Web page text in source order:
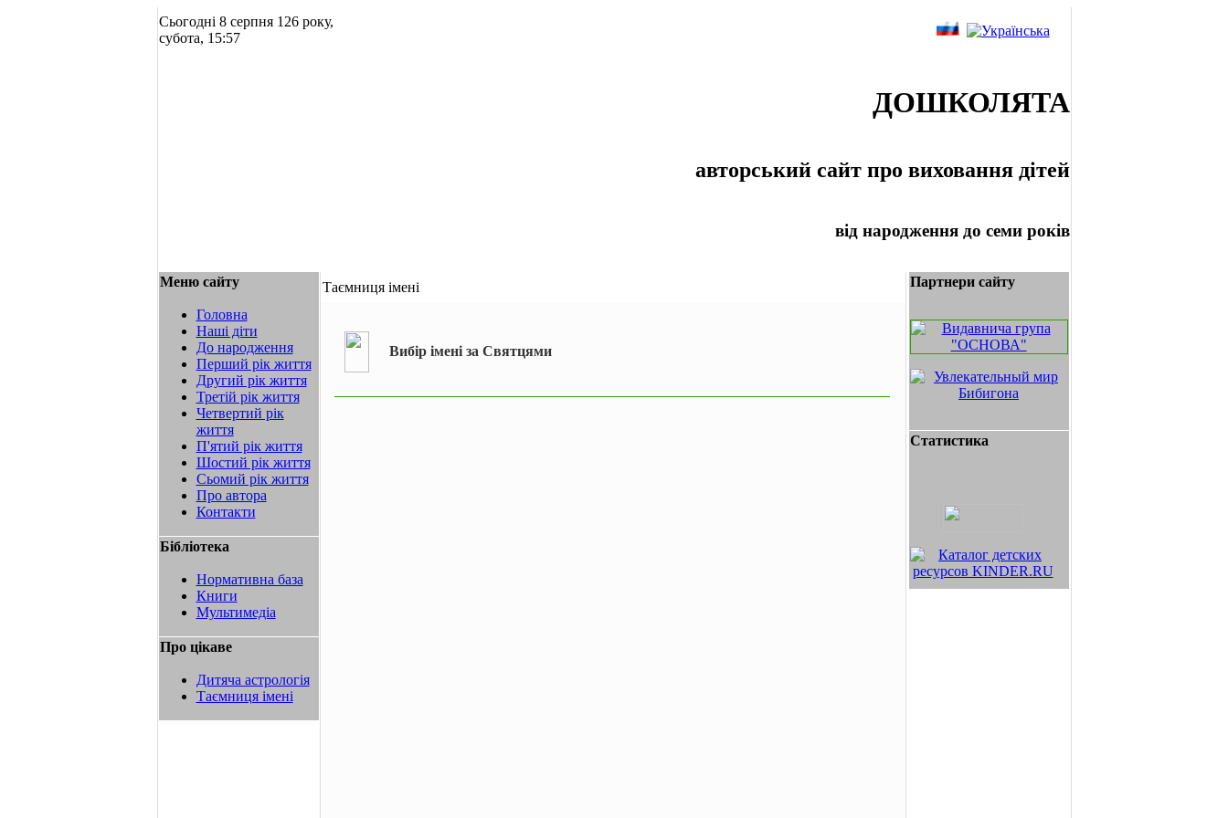
Сьогодні 8 серпня 126 року,
субота, 15:57
ДОШКОЛЯТА
авторський сайт про виховання дітей
від народження до семи років
Меню сайту
Головна
Наші діти
До народження
Перший рік життя
Другий рік життя
Третій рік життя
Четвертий рік
життя
П'ятий рік життя
Шостий рік життя
Сьомий рік життя
Про автора
Контакти
Бібліотека
Нормативна база
Книги
Мультимедіа
Про цікаве
Дитяча астрологія
Таємниця імені
Таємниця імені
Вибір імені за Святцями
Партнери сайту
Статистика